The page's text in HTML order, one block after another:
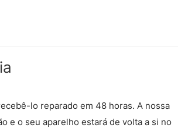
lo reparado em 48 horas. A nossa
e o seu aparelho estará de volta a si no